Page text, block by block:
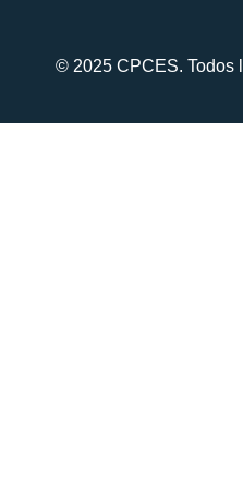
© 2025 CPCES. Todos